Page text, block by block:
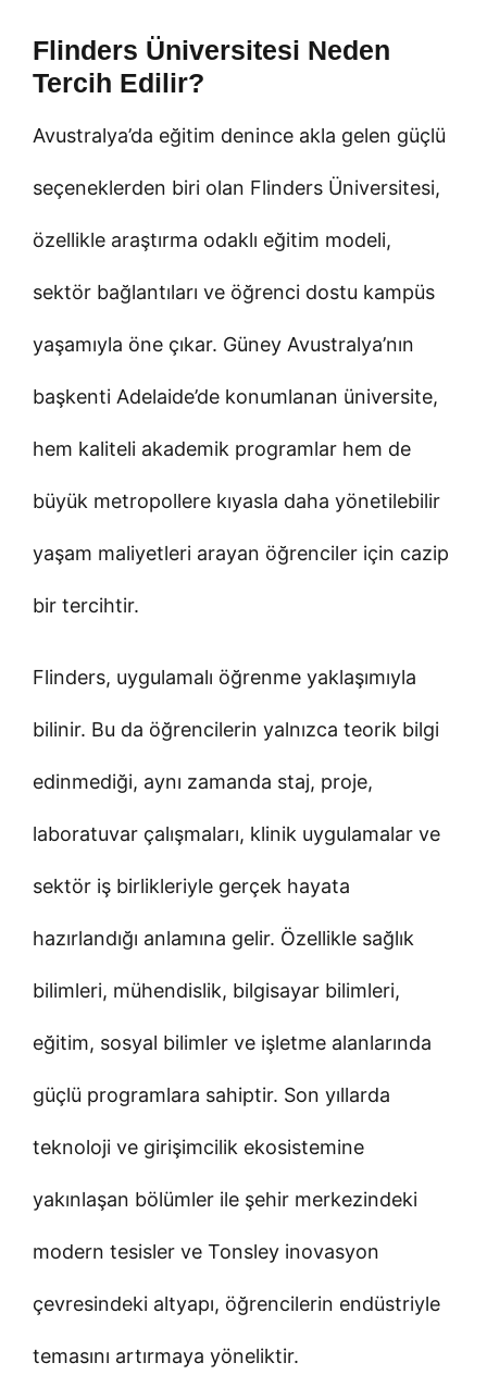
Flinders Üniversitesi Neden
Tercih Edilir?
Avustralya’da eğitim denince akla gelen güçlü
seçeneklerden biri olan Flinders Üniversitesi,
özellikle araştırma odaklı eğitim modeli,
sektör bağlantıları ve öğrenci dostu kampüs
yaşamıyla öne çıkar. Güney Avustralya’nın
başkenti Adelaide’de konumlanan üniversite,
hem kaliteli akademik programlar hem de
büyük metropollere kıyasla daha yönetilebilir
yaşam maliyetleri arayan öğrenciler için cazip
bir tercihtir.
Flinders, uygulamalı öğrenme yaklaşımıyla
bilinir. Bu da öğrencilerin yalnızca teorik bilgi
edinmediği, aynı zamanda staj, proje,
laboratuvar çalışmaları, klinik uygulamalar ve
sektör iş birlikleriyle gerçek hayata
hazırlandığı anlamına gelir. Özellikle sağlık
bilimleri, mühendislik, bilgisayar bilimleri,
eğitim, sosyal bilimler ve işletme alanlarında
güçlü programlara sahiptir. Son yıllarda
teknoloji ve girişimcilik ekosistemine
yakınlaşan bölümler ile şehir merkezindeki
modern tesisler ve Tonsley inovasyon
çevresindeki altyapı, öğrencilerin endüstriyle
temasını artırmaya yöneliktir.